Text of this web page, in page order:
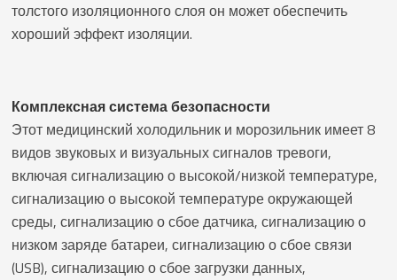
толстого изоляционного слоя он может обеспечить
хороший эффект изоляции.
Комплексная система безопасности
Этот медицинский холодильник и морозильник имеет 8
видов звуковых и визуальных сигналов тревоги,
включая сигнализацию о высокой/низкой температуре,
сигнализацию о высокой температуре окружающей
среды, сигнализацию о сбое датчика, сигнализацию о
низком заряде батареи, сигнализацию о сбое связи
(USB), сигнализацию о сбое загрузки данных,